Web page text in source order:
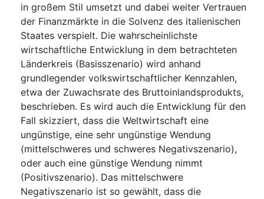
in großem Stil umsetzt und dabei weiter Vertrauen
der Finanzmärkte in die Solvenz des italienischen
Staates verspielt. Die wahrscheinlichste
wirtschaftliche Entwicklung in dem betrachteten
Länderkreis (Basisszenario) wird anhand
grundlegender volkswirtschaftlicher Kennzahlen,
etwa der Zuwachsrate des Bruttoinlandsprodukts,
beschrieben. Es wird auch die Entwicklung für den
Fall skizziert, dass die Weltwirtschaft eine
ungünstige, eine sehr ungünstige Wendung
(mittelschweres und schweres Negativszenario),
oder auch eine günstige Wendung nimmt
(Positivszenario). Das mittelschwere
Negativszenario ist so gewählt, dass die